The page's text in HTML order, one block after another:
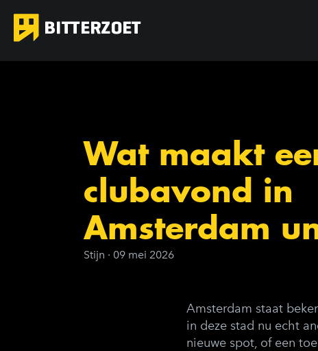
Wat maakt
clubavond in
Amsterdam
Stijn · 09 mei 2026
Amsterdam staat
in deze stad nu echt
nieuwe spot, of een